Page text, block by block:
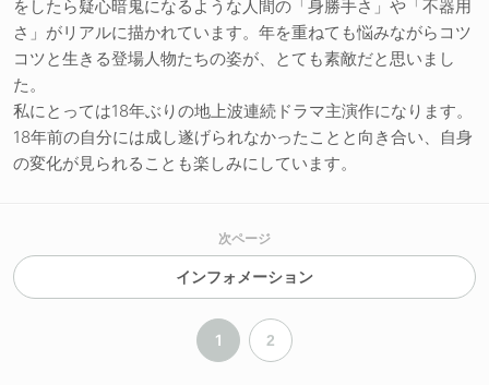
をしたら疑心暗鬼になるような人間の「身勝手さ」や「不器用
さ」がリアルに描かれています。年を重ねても悩みながらコツ
コツと生きる登場人物たちの姿が、とても素敵だと思いまし
た。
私にとっては18年ぶりの地上波連続ドラマ主演作になります。
18年前の自分には成し遂げられなかったことと向き合い、自身
の変化が見られることも楽しみにしています。
次ページ
インフォメーション
1 2